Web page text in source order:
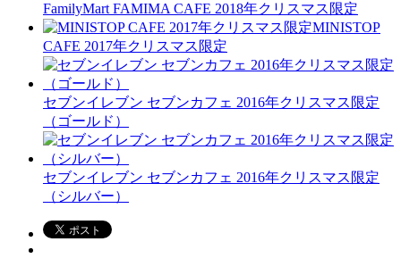
FamilyMart FAMIMA CAFE 2018年クリスマス限定
MINISTOP
CAFE 2017年クリスマス限定
セブンイレブン セブンカフェ 2016年クリスマス限定
（ゴールド）
セブンイレブン セブンカフェ 2016年クリスマス限定
（シルバー）